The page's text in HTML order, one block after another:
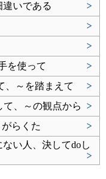
いである
>
>
>
を使って
>
～を踏まえて
>
、～の観点から >
らくた
>
い人、決してdoし
>